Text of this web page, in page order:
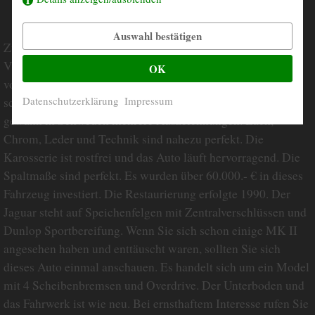
Zum Verkauf steht dieser Jaguar Mark II als 3,8 Liter
Version mit Schiebedach. Er befindet sich in
vollrestauriertem Spitzenzustand. Es handelt sich um ein
schwedisches Fahrzeug mit kompletter Historie und es
gewann in Schweden mehrere Auszeichnungen. Lack,
Chrom, Leder und Technik sind nahezu perfekt. Die
Karosserie ist rostfrei und das Auto läuft hervorragend. Die
Spaltmaße sind perfekt. Es wurden über 60.000.- € in dieses
Fahrzeug investiert. Die Restaurierung erfolgte 1990. Der
Jaguar steht auf Speichenfelgen mit Zentralverschlüssen und
Dunlop Sportbereifung. Wenn Sie sich schon einige MK II
angesehen haben und enttäuscht waren, sollten Sie sich
dieses Auto einmal anschauen. Es handelt sich um ein Model
mit 4 Scheibenbremsen und Overdrive. Der Unterboden und
das Fahrwerk ist wie neu. Bei ernsthaftem Interesse rufen Sie
Auswahl bestätigen
OK
Datenschutzerklärung Impressum